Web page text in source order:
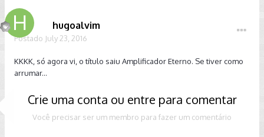
hugoalvim
Postado July 23, 2016
KKKK, só agora vi, o título saiu Amplificador Eterno. Se tiver como
arrumar...
Crie uma conta ou entre para comentar
Você precisar ser um membro para fazer um comentário